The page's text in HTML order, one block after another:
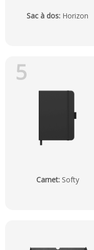
Sac à dos: Horizon
5
Carnet: Softy